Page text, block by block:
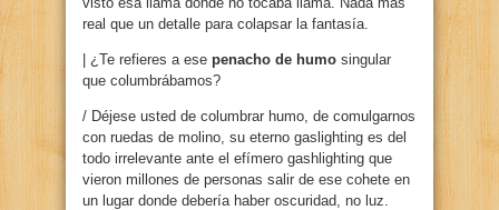
real que un detalle para colapsar la fantasía.
| ¿Te refieres a ese penacho de humo singular
que columbrábamos?
/ Déjese usted de columbrar humo, de comulgarnos
con ruedas de molino, su eterno gaslighting es del
todo irrelevante ante el efímero gashlighting que
vieron millones de personas salir de ese cohete en
un lugar donde debería haber oscuridad, no luz.